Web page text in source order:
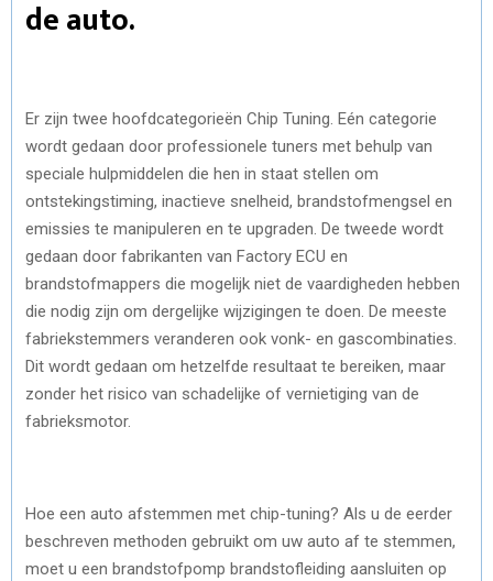
de auto.
Er zijn twee hoofdcategorieën Chip Tuning. Eén categorie
wordt gedaan door professionele tuners met behulp van
speciale hulpmiddelen die hen in staat stellen om
ontstekingstiming, inactieve snelheid, brandstofmengsel en
emissies te manipuleren en te upgraden. De tweede wordt
gedaan door fabrikanten van Factory ECU en
brandstofmappers die mogelijk niet de vaardigheden hebben
die nodig zijn om dergelijke wijzigingen te doen. De meeste
fabriekstemmers veranderen ook vonk- en gascombinaties.
Dit wordt gedaan om hetzelfde resultaat te bereiken, maar
zonder het risico van schadelijke of vernietiging van de
fabrieksmotor.
Hoe een auto afstemmen met chip-tuning? Als u de eerder
beschreven methoden gebruikt om uw auto af te stemmen,
moet u een brandstofpomp brandstofleiding aansluiten op